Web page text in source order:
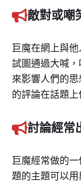
敵對或嘲
巨魔在網上與
試圖通過大喊
來影響人們的
的評論在話題
討論經常
巨魔經常做的
題的主題可以